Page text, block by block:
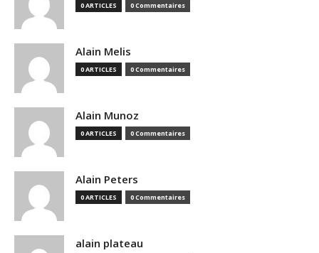
0 ARTICLES 0 Commentaires
Alain Melis
0 ARTICLES 0 Commentaires
Alain Munoz
0 ARTICLES 0 Commentaires
Alain Peters
0 ARTICLES 0 Commentaires
alain plateau